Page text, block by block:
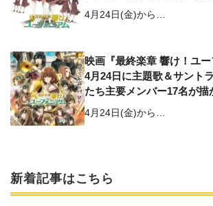
4月24日(金)から…
映画『最終楽章 響け！ユー
4月24日に主題歌＆サント
たち主要メンバー17名が描
ジュアルも公開
4月24日(金)から…
新着記事はこちら